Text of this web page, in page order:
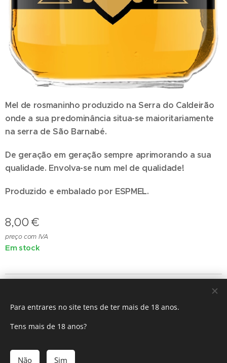
Mel de rosmaninho produzido na Serra do Caldeirão
onde a sua predominância situa-se maioritariamente
na serra de São Barnabé.
De geração em geração sempre aprimorando a sua
qualidade. Envolva-se num mel de qualidade!
Produzido e embalado por ESPMEL.
8,00 €
preço com IVA
Em stock
Para entrares no site tens de ter mais de 18 anos.
Tens mais de 18 anos?
Não Sim